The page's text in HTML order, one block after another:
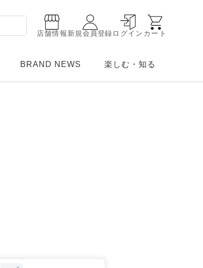
店舗情報新規会員登録ログイン カート
BRAND NEWS 楽しむ・知る